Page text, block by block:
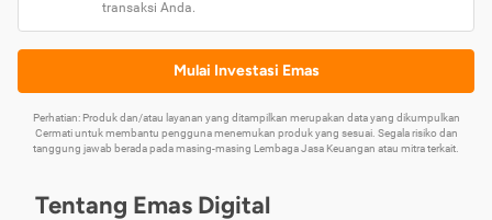
transaksi Anda.
Mulai Investasi Emas
Perhatian: Produk dan/atau layanan yang ditampilkan merupakan data yang dikumpulkan
Cermati untuk membantu pengguna menemukan produk yang sesuai. Segala risiko dan
tanggung jawab berada pada masing-masing Lembaga Jasa Keuangan atau mitra terkait.
Tentang Emas Digital